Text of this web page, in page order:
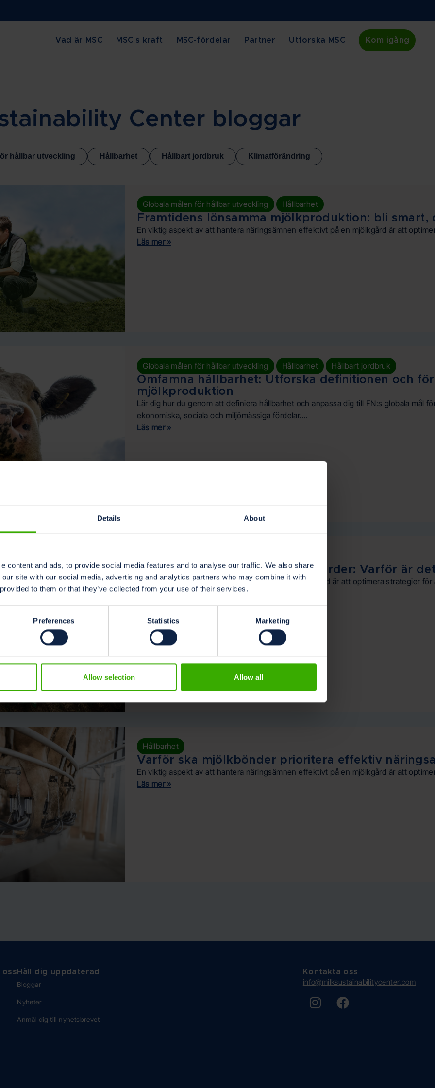
Details About
content and ads, to provide social media features and to analyse our traffic. We also share
site with our social media, advertising and analytics partners who may combine it with
to them or that they’ve collected from your use of their services.
Preferences Statistics Marketing
Allow selection Allow all
Vad är MSC MSC:s kraft MSC-fördelar Partner Utforska MSC Kom igång
Center bloggar
hållbar utveckling Hållbarhet Hållbart jordbruk Klimatförändring
Globala målen för hållbar utveckling , Hållbarhet
Framtidens lönsamma mjölkproduktion: bli
En viktig aspekt av att hantera näringsämnen effektivt på en mjölkgård är att
Läs mer »
Globala målen för hållbar utveckling , Hållbarhet , Hållbart jordbruk
Omfamna hållbarhet: Utforska definitionen och
mjölkproduktion
Lär dig hur du genom att definiera hållbarhet och anpassa dig till FN:s globala mål
ekonomiska, sociala och miljömässiga fördelar....
Läs mer »
CO2-ekvivalenter och klimatåtgärder: Varför är
En viktig aspekt av effektiv förvaltning på en mjölkgård är att optimera strategier
Läs mer »
Hållbarhet
Varför ska mjölkbönder prioritera effektiv
En viktig aspekt av att hantera näringsämnen effektivt på en mjölkgård är att
Läs mer »
oss Håll dig uppdaterad
Bloggar
Nyheter
Anmäl dig till nyhetsbrevet
Kontakta oss
info@milksustainabilitycenter.com